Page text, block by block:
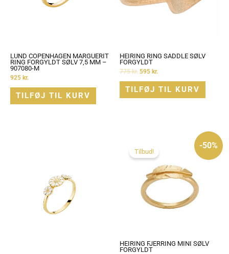
LUND COPENHAGEN MARGUERIT
RING FORGYLDT SØLV 7,5 MM –
907080-M
925 kr.
TILFØJ TIL KURV
HEIRING RING SADDLE SØLV
FORGYLDT
775kr. 595 kr.
TILFØJ TIL KURV
-50%
Tilbud!
HEIRING FJERRING MINI SØLV
FORGYLDT
pris
var:
795 kr..
er: